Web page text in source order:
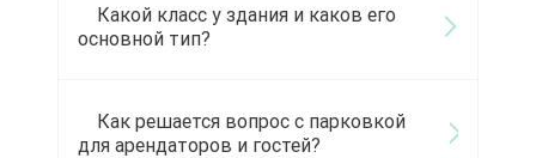
Какой класс у здания и каков его
основной тип?
Как решается вопрос с парковкой
для арендаторов и гостей?